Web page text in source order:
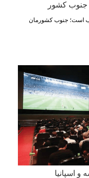
جنوب کشور
است؛ جنوب کشورمان
و اسپانیا